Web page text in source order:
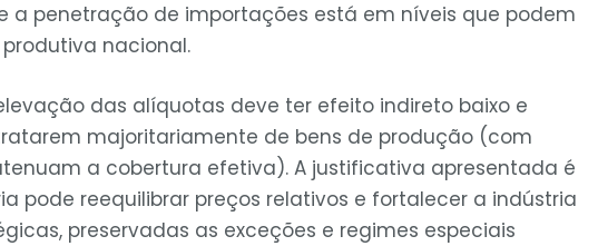
a penetração de importações está em níveis que podem
nacional.
das alíquotas deve ter efeito indireto baixo e
majoritariamente de bens de produção (com
a cobertura efetiva). A justificativa apresentada é
pode reequilibrar preços relativos e fortalecer a indústria
preservadas as exceções e regimes especiais